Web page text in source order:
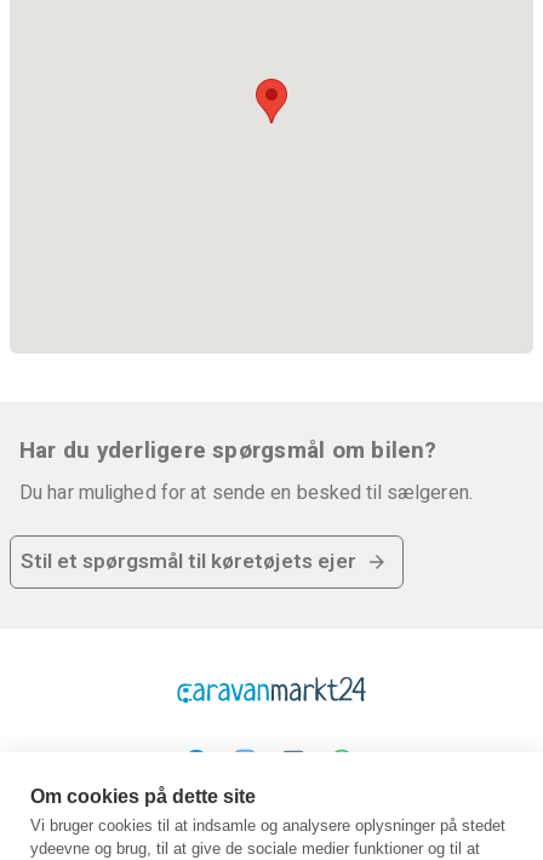
Har du yderligere spørgsmål om bilen?
Du har mulighed for at sende en besked til sælgeren.
Stil et spørgsmål til køretøjets ejer
Platform
Virksomhed
Juridisk
Om cookies på dette site
Vi bruger cookies til at indsamle og analysere oplysninger på stedet
ydeevne og brug, til at give de sociale medier funktioner og til at